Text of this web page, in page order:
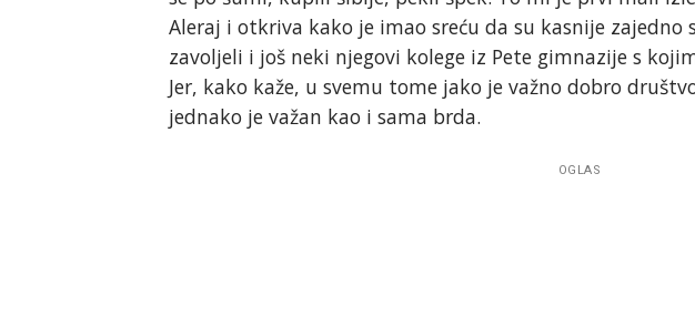
Aleraj i otkriva kako je imao sreću da su kasnije
zavoljeli i još neki njegovi kolege iz Pete gimnazije s
Jer, kako kaže, u svemu tome jako je važno dobro
jednako je važan kao i sama brda.
OGLAS